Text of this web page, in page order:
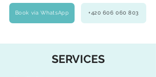
Book via WhatsApp +420 606 060 803
SERVICES